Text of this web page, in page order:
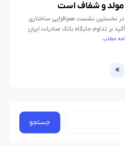
مولد و شفاف است
در نخستین نشست هم‌افزایی ساختاری
بر تداوم جایگاه بانک صادرات ایران
در نظام مالی کشور،
مطلب
جستجو